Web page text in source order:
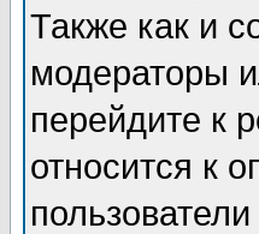
Также как и
модераторы
перейдите к
относится к